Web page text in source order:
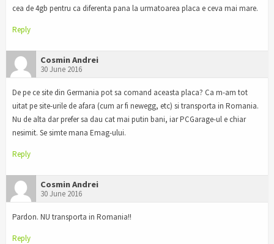
cea de 4gb pentru ca diferenta pana la urmatoarea placa e ceva mai mare.
Reply
Cosmin Andrei
30 June 2016
De pe ce site din Germania pot sa comand aceasta placa? Ca m-am tot
uitat pe site-urile de afara (cum ar fi newegg, etc) si transporta in Romania.
Nu de alta dar prefer sa dau cat mai putin bani, iar PCGarage-ul e chiar
nesimit. Se simte mana Emag-ului.
Reply
Cosmin Andrei
30 June 2016
Pardon. NU transporta in Romania!!
Reply